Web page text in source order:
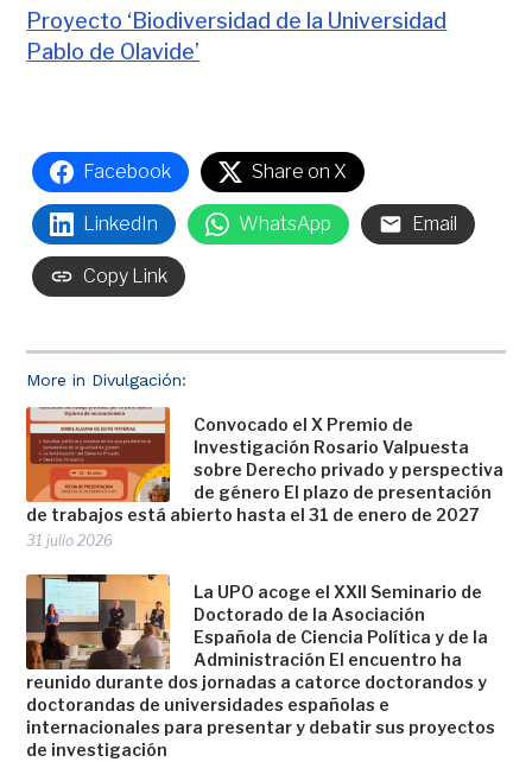
More in Divulgación:
Convocado el X Premio de
Investigación Rosario Valpuesta
sobre Derecho privado y perspectiva
de género El plazo de presentación
de trabajos está abierto hasta el 31 de enero de 2027
31 julio 2026
La UPO acoge el XXII Seminario de
Doctorado de la Asociación
Española de Ciencia Política y de la
Administración El encuentro ha
reunido durante dos jornadas a catorce doctorandos y
doctorandas de universidades españolas e
internacionales para presentar y debatir sus proyectos
de investigación
Proyecto ‘Biodiversidad de la Universidad
Pablo de Olavide’
Facebook Share on X
LinkedIn WhatsApp Email
Copy Link